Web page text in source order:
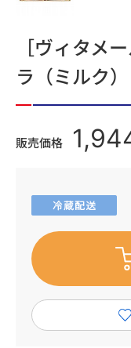
［ヴィタメ
ラ（ミルク
販売価格